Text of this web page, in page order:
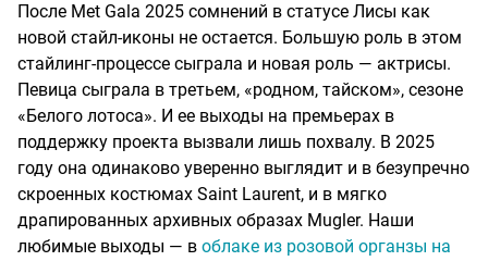
После Met Gala 2025 сомнений в статусе Лисы как
новой стайл-иконы не остается. Большую роль в этом
стайлинг-процессе сыграла и новая роль — актрисы.
Певица сыграла в третьем, «родном, тайском», сезоне
«Белого лотоса». И ее выходы на премьерах в
поддержку проекта вызвали лишь похвалу. В 2025
году она одинаково уверенно выглядит и в безупречно
скроенных костюмах Saint Laurent, и в мягко
драпированных архивных образах Mugler. Наши
любимые выходы — в облаке из розовой органзы на